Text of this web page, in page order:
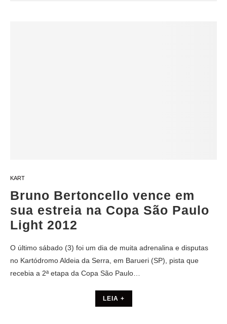
KART
Bruno Bertoncello vence em
sua estreia na Copa São Paulo
Light 2012
O último sábado (3) foi um dia de muita adrenalina e disputas
no Kartódromo Aldeia da Serra, em Barueri (SP), pista que
recebia a 2ª etapa da Copa São Paulo…
LEIA +